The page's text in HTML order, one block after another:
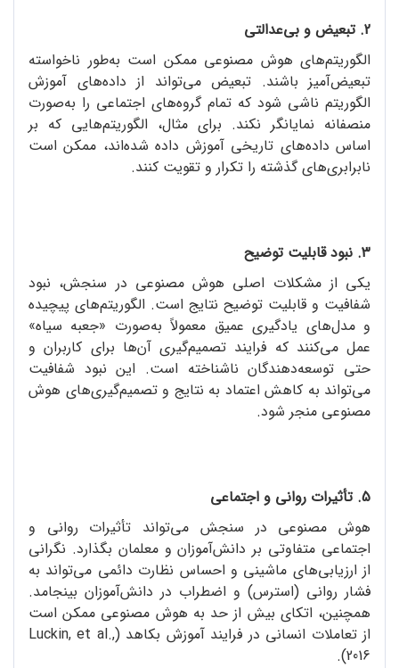
2. تبعیض و بی‌عدالتی
الگوریتم‌های هوش مصنوعی ممکن است به‌طور ناخواسته
تبعیض‌آمیز باشند. تبعیض می‌تواند از داده‌های آموزش
الگوریتم ناشی شود که تمام گروه‌های اجتماعی را به‌صورت
منصفانه نمایانگر نکند. برای مثال، الگوریتم‌هایی که بر
اساس داده‌های تاریخی آموزش داده شده‌اند، ممکن است
نابرابری‌های گذشته را تکرار و تقویت کنند.
3. نبود قابلیت توضیح
یکی از مشکلات اصلی هوش مصنوعی در سنجش، نبود
شفافیت و قابلیت توضیح نتایج است. الگوریتم‌های پیچیده
و مدل‌های یادگیری عمیق معمولاً به‌صورت «جعبه سیاه»
عمل می‌کنند که فرایند تصمیم‌گیری آن‌ها برای کاربران و
حتی توسعه‌دهندگان ناشناخته است. این نبود شفافیت
می‌تواند به کاهش اعتماد به نتایج و تصمیم‌گیری‌های هوش
مصنوعی منجر شود.
5. تأثیرات روانی و اجتماعی
هوش مصنوعی در سنجش می‌تواند تأثیرات روانی و
اجتماعی متفاوتی بر دانش‌آموزان و معلمان بگذارد. نگرانی
از ارزیابی‌های ماشینی و احساس نظارت دائمی می‌تواند به
فشار روانی (استرس) و اضطراب در دانش‌آموزان بینجامد.
همچنین، اتکای بیش از حد به هوش مصنوعی ممکن است
از تعاملات انسانی در فرایند آموزش بکاهد (Luckin, et al.,
2016).